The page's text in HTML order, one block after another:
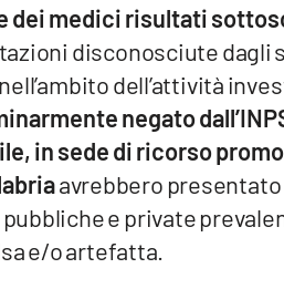
dei medici risultati
disconosciute dagli
dell’attività
negato
in sede di ricorso
avrebbero
e private
e/o artefatta.